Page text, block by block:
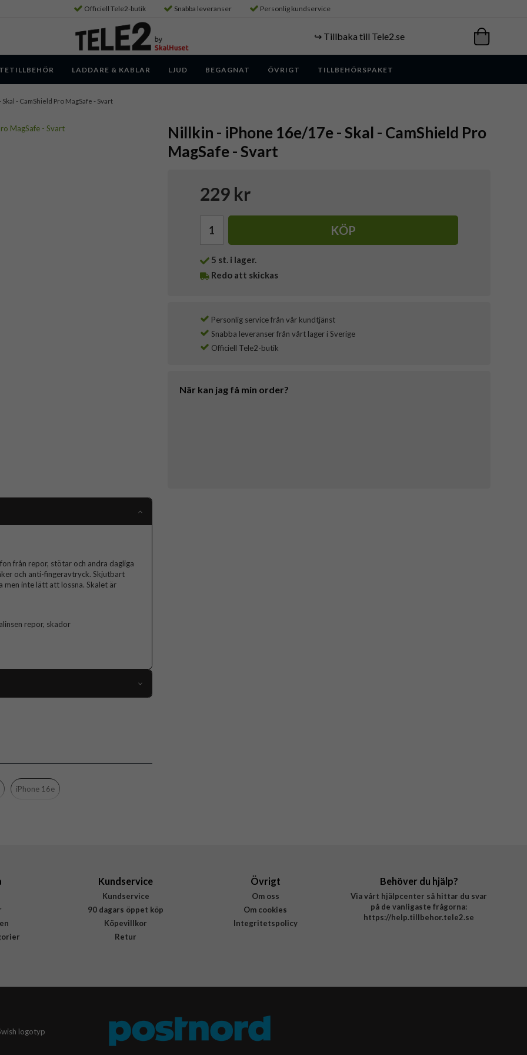
Officiell Tele2-butik Snabba leveranser Personlig kundservice
↪️ Tillbaka till Tele2.se
LADDARE & KABLAR LJUD BEGAGNAT ÖVRIGT TILLBEHÖRSPAKET
- CamShield Pro MagSafe - Svart
Nillkin - iPhone 16e/17e - Skal - CamShield Pro
MagSafe - Svart
229 kr
KÖP
5 st. i lager.
Redo att skickas
Personlig service från vår kundtjänst
Snabba leveranser från vårt lager i Sverige
Officiell Tele2-butik
När kan jag få min order?
från repor, stötar och andra dagliga
och anti-fingeravtryck. Skjutbart
inte lätt att lossna. Skalet är
repor, skador
Kameraskydd, MagSafe-kompatibel
iPhone 16e
Kundservice
Kundservice
90 dagars öppet köp
Köpevillkor
Retur
Övrigt
Om oss
Om cookies
Integritetspolicy
Behöver du hjälp?
Via vårt hjälpcenter så hittar du svar
på de vanligaste frågorna:
https://help.tillbehor.tele2.se